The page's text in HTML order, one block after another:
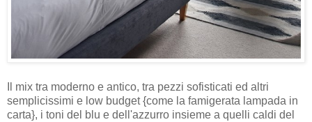
Il mix tra moderno e antico, tra pezzi sofisticati ed altri
semplicissimi e low budget {come la famigerata lampada in
carta}, i toni del blu e dell'azzurro insieme a quelli caldi del